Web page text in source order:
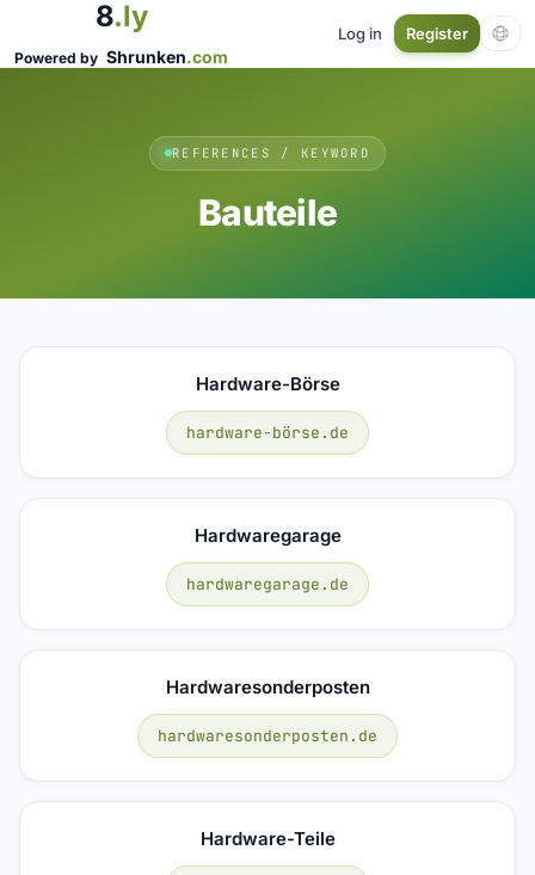
8.ly
Powered by Shrunken.com
Log in Register
REFERENCES / KEYWORD
Bauteile
Hardware-Börse
hardware-börse.de
Hardwaregarage
hardwaregarage.de
Hardwaresonderposten
hardwaresonderposten.de
Hardware-Teile